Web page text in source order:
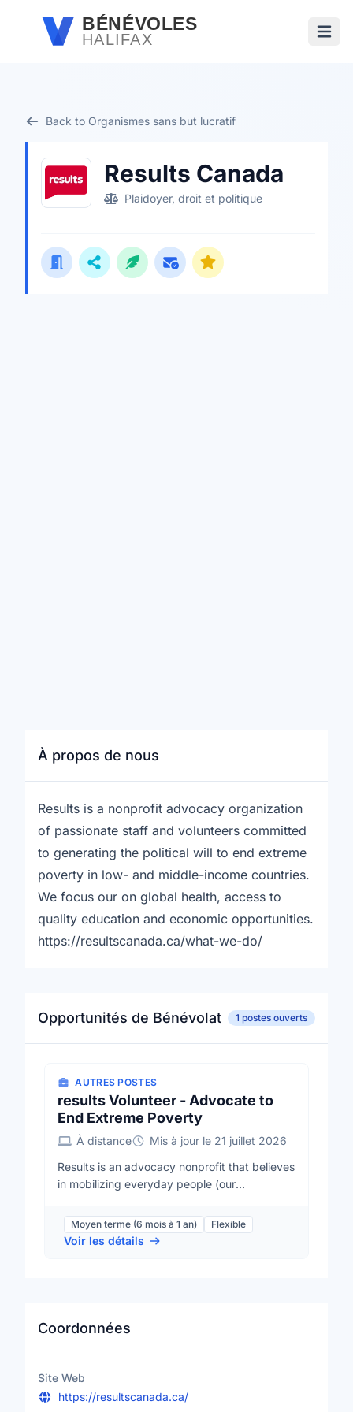
Passer au contenu principal
BÉNÉVOLES
HALIFAX
Back to Organismes sans but lucratif
Results Canada
Plaidoyer, droit et politique
À propos de nous
Results is a nonprofit advocacy organization
of passionate staff and volunteers committed
to generating the political will to end extreme
poverty in low- and middle-income countries.
We focus our on global health, access to
quality education and economic opportunities.
https://resultscanada.ca/what-we-do/
Opportunités de Bénévolat 1 postes ouverts
AUTRES POSTES
results Volunteer - Advocate to
End Extreme Poverty
À distance
Mis à jour le 21 juillet 2026
Results is an advocacy nonprofit that believes
in mobilizing everyday people (our
extreme poverty in low-and middle-income
countries. We focus our work on global health,
senators because they have the power to
investments needed to end extreme poverty.
We also raise awareness by writing letters to
the editor (LTEs) and op-eds, using social
Moyen terme (6 mois à 1 an) Flexible
Voir les détails
Coordonnées
Site Web
https://resultscanada.ca/